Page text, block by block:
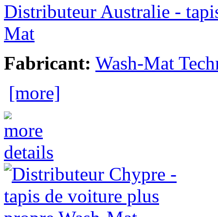
Distributeur Australie -
Mat
Fabricant: Wash-Mat
[more]